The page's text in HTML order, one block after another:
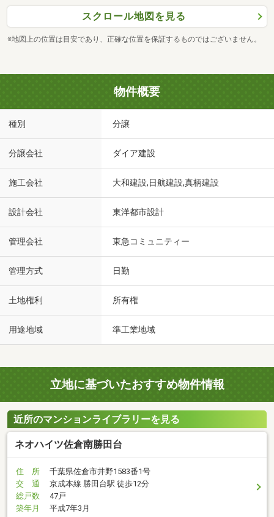
スクロール地図を見る
※地図上の位置は目安であり、正確な位置を保証するものではございません。
物件概要
種別 分譲
分譲会社 ダイア建設
施工会社 大和建設,日航建設,真柄建設
設計会社 東洋都市設計
管理会社 東急コミュニティー
管理方式 日勤
土地権利 所有権
用途地域 準工業地域
立地に基づいたおすすめ物件情報
近所のマンションライブラリーを見る
ネオハイツ佐倉南勝田台
住 所
千葉県佐倉市井野1583番1号
交 通
京成本線 勝田台駅 徒歩12分
総戸数
47戸
築年月
平成7年3月